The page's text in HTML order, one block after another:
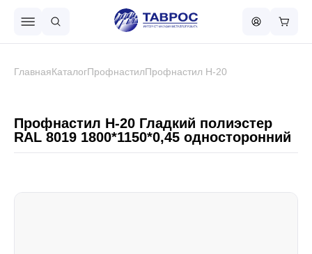
Металлочерепица
ГлавнаяКаталогПрофнастилПрофнастил Н-20
Профнастил Н-20 Гладкий полиэстер
RAL 8019 1800*1150*0,45 односторонний